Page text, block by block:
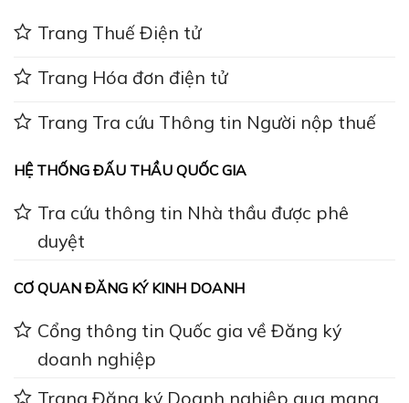
Trang Thuế Điện tử
Trang Hóa đơn điện tử
Trang Tra cứu Thông tin Người nộp thuế
HỆ THỐNG ĐẤU THẦU QUỐC GIA
Tra cứu thông tin Nhà thầu được phê
duyệt
CƠ QUAN ĐĂNG KÝ KINH DOANH
Cổng thông tin Quốc gia về Đăng ký
doanh nghiệp
Trang Đăng ký Doanh nghiệp qua mạng